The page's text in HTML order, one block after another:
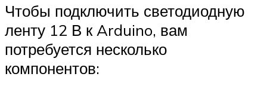
Чтобы подключить светодиодную
ленту 12 В к Arduino, вам
потребуется несколько
компонентов: